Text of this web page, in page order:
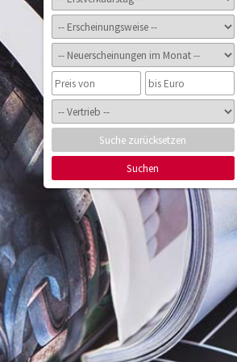
Suche zurücksetzen
Suchen